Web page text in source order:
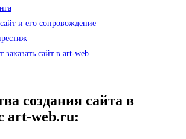
и его сопровождение
заказать сайт в art-web
создания сайта в
art-web.ru: